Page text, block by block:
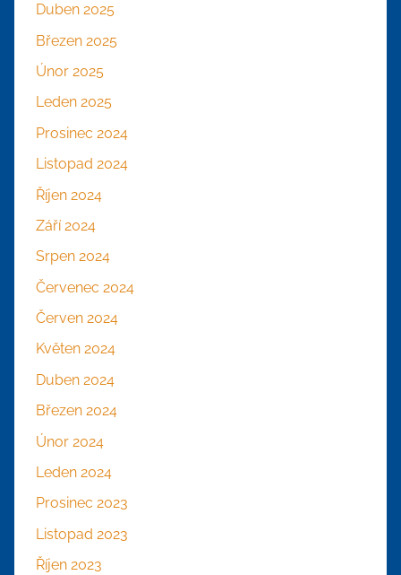
Duben 2025
Březen 2025
Únor 2025
Leden 2025
Prosinec 2024
Listopad 2024
Říjen 2024
Září 2024
Srpen 2024
Červenec 2024
Červen 2024
Květen 2024
Duben 2024
Březen 2024
Únor 2024
Leden 2024
Prosinec 2023
Listopad 2023
Říjen 2023